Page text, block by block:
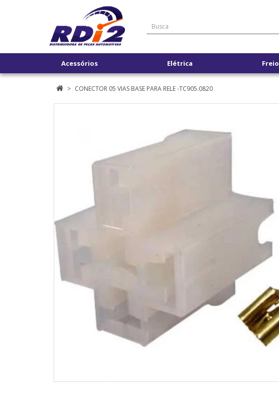
Acessórios Elétrica Freio
CONECTOR 05 VIAS BASE PARA RELE -TC905.0820